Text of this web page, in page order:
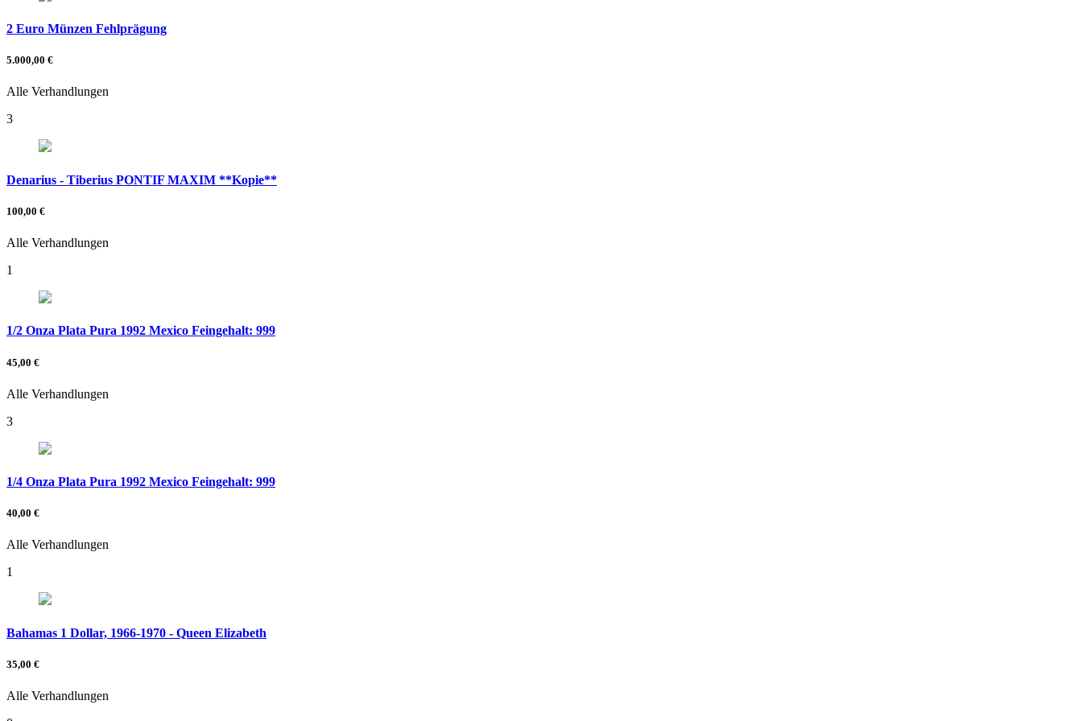
2 Euro Münzen Fehlprägung
5.000,00 €
Alle Verhandlungen
3
Denarius - Tiberius PONTIF MAXIM **Kopie**
100,00 €
Alle Verhandlungen
1
1/2 Onza Plata Pura 1992 Mexico Feingehalt: 999
45,00 €
Alle Verhandlungen
3
1/4 Onza Plata Pura 1992 Mexico Feingehalt: 999
40,00 €
Alle Verhandlungen
1
Bahamas 1 Dollar, 1966-1970 - Queen Elizabeth
35,00 €
Alle Verhandlungen